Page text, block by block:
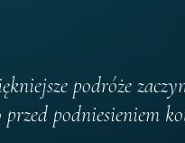
podróże
przed podniesieniem